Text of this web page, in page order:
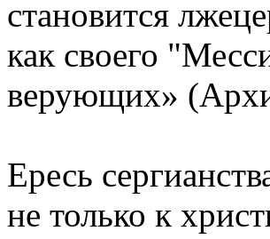
становится
как своего
верующих»
Ересь
не только к